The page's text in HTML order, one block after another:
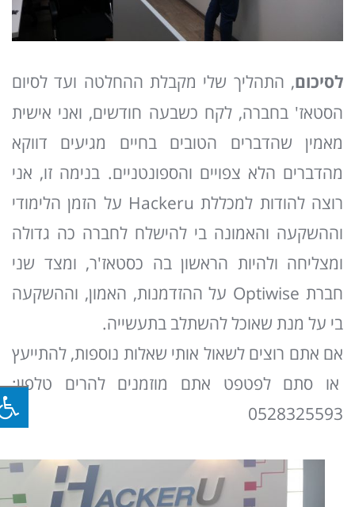
לסיכום, התהליך שלי מקבלת ההחלטה ועד לסיום
הסטאז' בחברה, לקח כשבעה חודשים, ואני אישית
מאמין שהדברים הטובים בחיים מגיעים דווקא
מהדברים הלא צפויים והספונטניים. בנימה זו, אני
רוצה להודות למכללת Hackeru על הזמן הלימודי
וההשקעה והאמונה בי להישלח לחברה כה גדולה
ומצליחה ולהיות הראשון בה כסטאז'ר, ומצד שני
חברת Optiwise על ההזדמנות, האמון, וההשקעה
בי על מנת שאוכל להשתלב בתעשייה.
אם אתם רוצים לשאול אותי שאלות נוספות, להתייעץ
או סתם לפטפט אתם מוזמנים להרים טלפון:
0528325593